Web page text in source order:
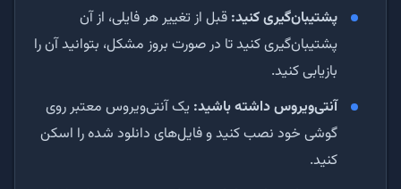
پشتیبان‌گیری کنید: قبل از تغییر هر فایلی، از آن
پشتیبان‌گیری کنید تا در صورت بروز مشکل، بتوانید آن را
بازیابی کنید.
آنتی‌ویروس داشته باشید: یک آنتی‌ویروس معتبر روی
گوشی خود نصب کنید و فایل‌های دانلود شده را اسکن
کنید.